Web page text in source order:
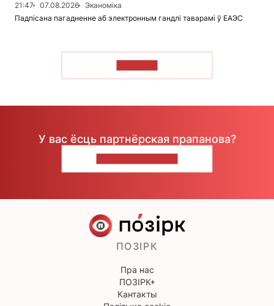
21:47
07.08.2026
Эканоміка
Падпісана пагадненне аб электронным гандлі таварамі ў ЕАЭС
У вас ёсць партнёрская прапанова?
ПОЗІРК
Пра нас
ПОЗІРК+
Кантакты